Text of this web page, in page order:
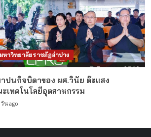
าวิทยาลัยราชภัฏลำปาง
ปนกิจบิดาของ ผศ.วินัย ต๊ะแสง
เทคโนโลยีอุตสาหกรรม
วัน ago